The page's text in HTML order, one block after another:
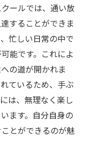
ールでは、通い放
することができま
忙しい日常の中で
能です。これによ
の道が開かれま
ているため、手ぶ
は、無理なく楽し
ます。自分自身の
とができるのが魅